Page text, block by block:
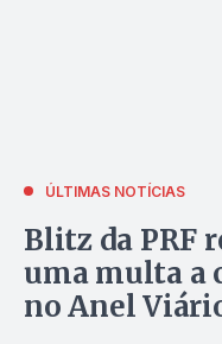
ÚLTIMAS NOTÍCIAS
Blitz da PRF
uma multa a
no Anel